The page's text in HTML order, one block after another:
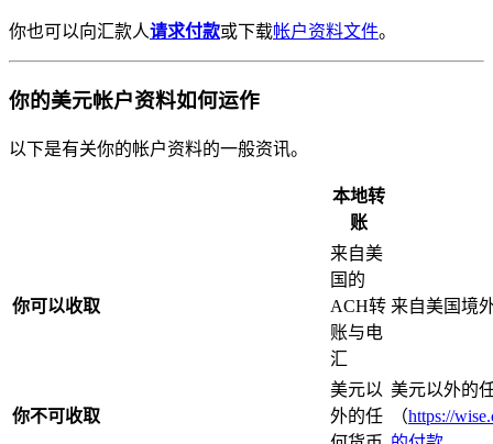
你也可以向汇款人请求付款或下载帐户资料文件。
你的美元帐户资料如何运作
以下是有关你的帐户资料的一般资讯。
本地转
账
你可以收取
来自美
国的
ACH转
账与电
汇
来自美国境
你不可收取
美元以
外的任
美元以外的
（https://